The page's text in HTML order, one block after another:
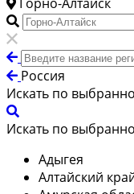
Россия
Искать по
Искать по
Адыгея
Алтайский